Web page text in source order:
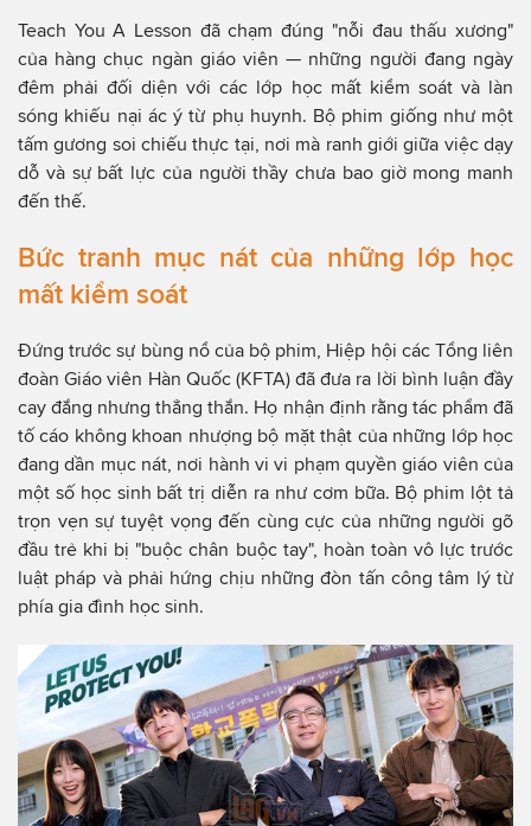
Teach You A Lesson đã chạm đúng "nỗi đau thấu xương"
của hàng chục ngàn giáo viên — những người đang ngày
đêm phải đối diện với các lớp học mất kiểm soát và làn
sóng khiếu nại ác ý từ phụ huynh. Bộ phim giống như một
tấm gương soi chiếu thực tại, nơi mà ranh giới giữa việc dạy
dỗ và sự bất lực của người thầy chưa bao giờ mong manh
đến thế.
Bức tranh mục nát của những lớp học
mất kiểm soát
Đứng trước sự bùng nổ của bộ phim, Hiệp hội các Tổng liên
đoàn Giáo viên Hàn Quốc (KFTA) đã đưa ra lời bình luận đầy
cay đắng nhưng thẳng thắn. Họ nhận định rằng tác phẩm đã
tố cáo không khoan nhượng bộ mặt thật của những lớp học
đang dần mục nát, nơi hành vi vi phạm quyền giáo viên của
một số học sinh bất trị diễn ra như cơm bữa. Bộ phim lột tả
trọn vẹn sự tuyệt vọng đến cùng cực của những người gõ
đầu trẻ khi bị "buộc chân buộc tay", hoàn toàn vô lực trước
luật pháp và phải hứng chịu những đòn tấn công tâm lý từ
phía gia đình học sinh.